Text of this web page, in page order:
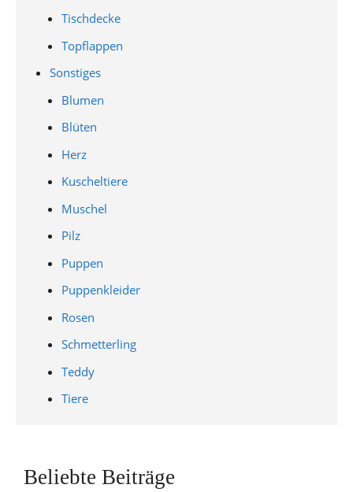
Tischdecke
Topflappen
Sonstiges
Blumen
Blüten
Herz
Kuscheltiere
Muschel
Pilz
Puppen
Puppenkleider
Rosen
Schmetterling
Teddy
Tiere
Beliebte Beiträge